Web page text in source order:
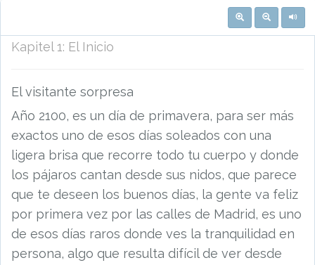
Kapitel 1: El Inicio
El visitante sorpresa
Año 2100, es un día de primavera, para ser más
exactos uno de esos días soleados con una
ligera brisa que recorre todo tu cuerpo y donde
los pájaros cantan desde sus nidos, que parece
que te deseen los buenos días, la gente va feliz
por primera vez por las calles de Madrid, es uno
de esos días raros donde ves la tranquilidad en
persona, algo que resulta difícil de ver desde